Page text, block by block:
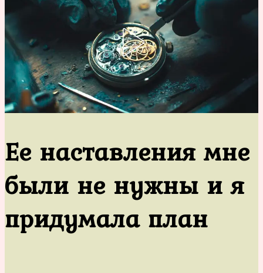
Ее наставления мне
были не нужны и я
придумала план